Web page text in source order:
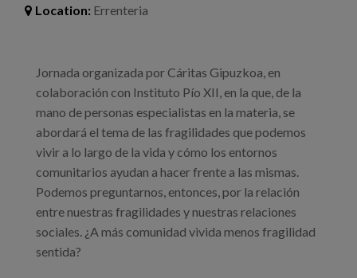
Location: Errenteria
Jornada organizada por Cáritas Gipuzkoa, en
colaboración con Instituto Pío XII, en la que, de la
mano de personas especialistas en la materia, se
abordará el tema de las fragilidades que podemos
vivir a lo largo de la vida y cómo los entornos
comunitarios ayudan a hacer frente a las mismas.
Podemos preguntarnos, entonces, por la relación
entre nuestras fragilidades y nuestras relaciones
sociales. ¿A más comunidad vivida menos fragilidad
sentida?